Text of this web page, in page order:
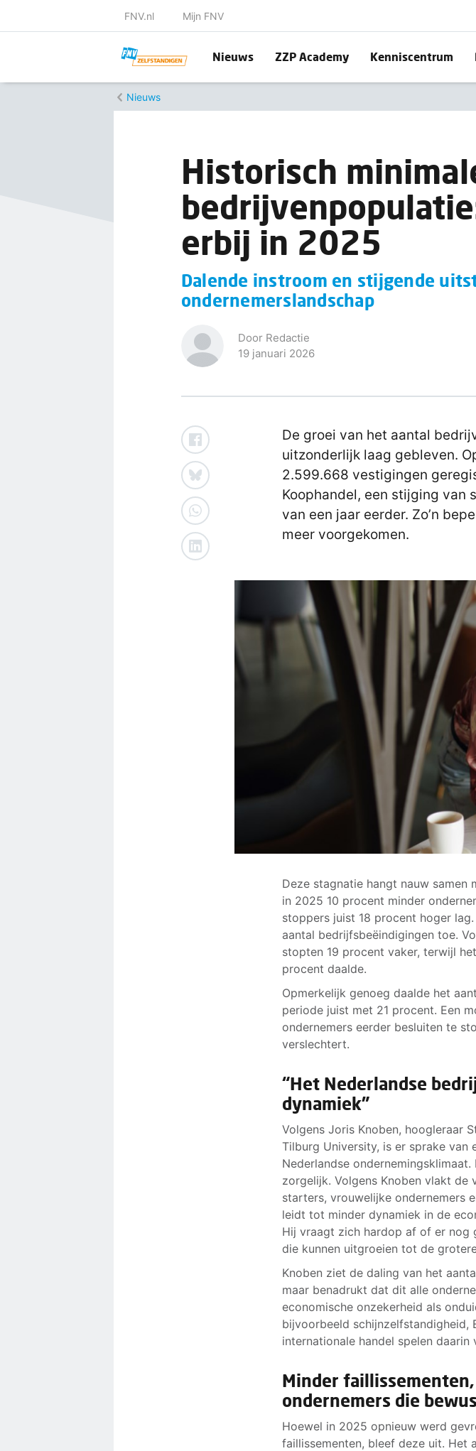
FNV.nl Mijn FNV
Nieuws ZZP Academy Kenniscentrum
Nieuws
Historisch
erbij in 2025
Dalende instroom en stijgende
ondernemerslandschap
Door Redactie
19 januari 2026
De groei van het aantal
uitzonderlijk laag gebleven.
2.599.668 vestigingen
Koophandel, een stijging van
van een jaar eerder. Zo’n
meer voorgekomen.
Deze stagnatie hangt nauw
in 2025 10 procent minder
stoppers juist 18 procent hoger
aantal bedrijfsbeëindigingen toe.
stopten 19 procent vaker, terwijl
procent daalde.
Opmerkelijk genoeg daalde het
periode juist met 21 procent. Een
ondernemers eerder besluiten te
verslechtert.
“Het Nederlandse
dynamiek”
Volgens Joris Knoben, hoogleraar
Tilburg University, is er sprake van
Nederlandse
zorgelijk. Volgens Knoben vlakt
starters, vrouwelijke ondernemers
leidt tot minder dynamiek in de
Hij vraagt zich hardop af of er nog
die kunnen uitgroeien tot de
Knoben ziet de daling van het
maar benadrukt dat dit alle
economische onzekerheid als
bijvoorbeeld schijnzelfstandigheid,
internationale handel spelen
Minder
ondernemers die
Hoewel in 2025 opnieuw werd
faillissementen, bleef deze uit. Het